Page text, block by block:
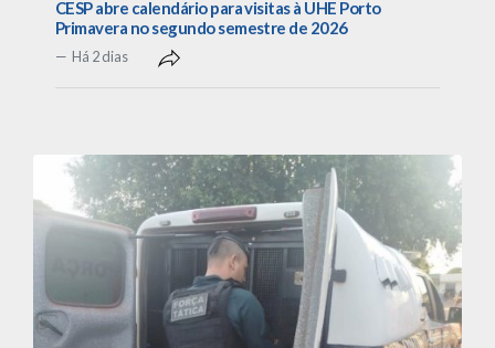
CESP abre calendário para visitas à UHE Porto
Primavera no segundo semestre de 2026
Há 2 dias